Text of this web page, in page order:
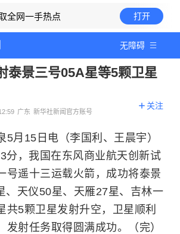
全网一手热点 打开
无障碍
泰景三号05A星等5颗卫星
广东 新华社新闻官方账号
关注
15日电（李国利、王晨宇）
分，我国在东风商业航天创新试
号遥十三运载火箭，成功将泰景
、天仪50星、天雁27星、吉林一
共5颗卫星发射升空，卫星顺利
发射任务取得圆满成功。（完）